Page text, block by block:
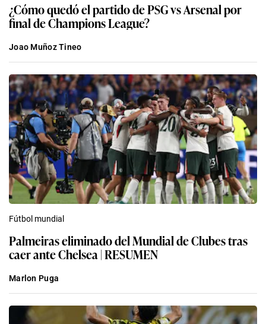
¿Cómo quedó el partido de PSG vs Arsenal por
final de Champions League?
Joao Muñoz Tineo
Fútbol mundial
Palmeiras eliminado del Mundial de Clubes tras
caer ante Chelsea | RESUMEN
Marlon Puga